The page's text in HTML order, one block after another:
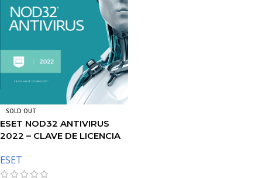
SOLD OUT
ESET NOD32 ANTIVIRUS
2022 – CLAVE DE LICENCIA
ESET